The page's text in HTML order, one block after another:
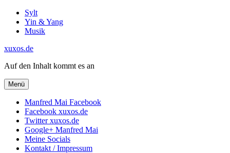
Sylt
Yin & Yang
Musik
xuxos.de
Auf den Inhalt kommt es an
Menü
Manfred Mai Facebook
Facebook xuxos.de
Twitter xuxos.de
Google+ Manfred Mai
Meine Socials
Kontakt / Impressum